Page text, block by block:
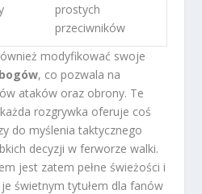
prostych
przeciwników
modyfikować swoje
, co pozwala na
ataków oraz obrony. Te
rozgrywka oferuje coś
do myślenia taktycznego
decyzji w ferworze walki.
jest zatem pełne świeżości i
świetnym tytułem dla fanów